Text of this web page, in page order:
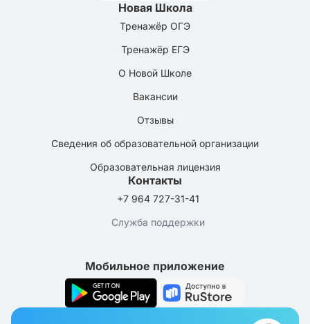
Новая Школа
Тренажёр ОГЭ
Тренажёр ЕГЭ
О Новой Школе
Вакансии
Отзывы
Сведения об образовательной организации
Образовательная лицензия
Контакты
+7 964 727-31-41
Служба поддержки
Мобильное приложение